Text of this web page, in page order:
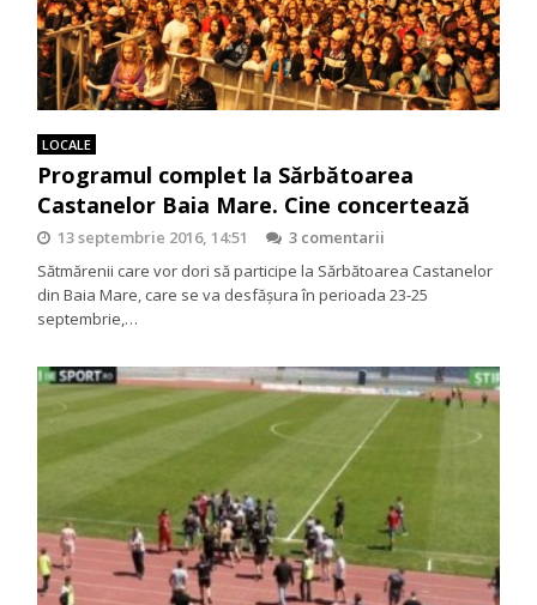
LOCALE
Programul complet la Sărbătoarea
Castanelor Baia Mare. Cine concertează
13 septembrie 2016, 14:51
3 comentarii
Sătmărenii care vor dori să participe la Sărbătoarea Castanelor
din Baia Mare, care se va desfășura în perioada 23-25
septembrie,…